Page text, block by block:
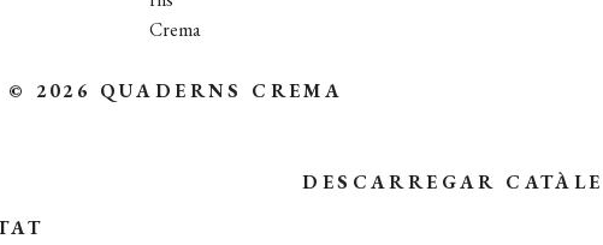
© 2026 QUADERNS CREMA
DESCARREGAR